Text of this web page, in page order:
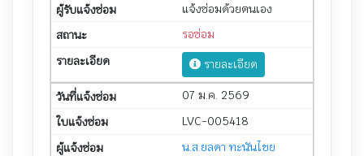
แจ้งซ่อมด้วยตนเอง
รอซ่อม
รายละเอียด
07 ม.ค. 2569
LVC-005418
น.ส.ยลดา ทะนันไชย